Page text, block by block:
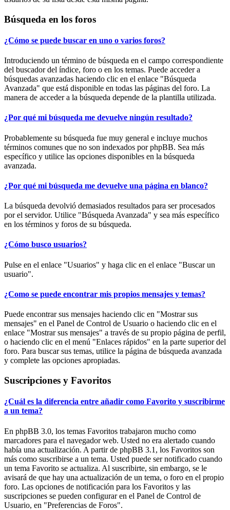
Búsqueda en los foros
¿Cómo se puede buscar en uno o varios foros?
Introduciendo un término de búsqueda en el campo correspondiente
del buscador del índice, foro o en los temas. Puede acceder a
búsquedas avanzadas haciendo clic en el enlace "Búsqueda
Avanzada" que está disponible en todas las páginas del foro. La
manera de acceder a la búsqueda depende de la plantilla utilizada.
¿Por qué mi búsqueda me devuelve ningún resultado?
Probablemente su búsqueda fue muy general e incluye muchos
términos comunes que no son indexados por phpBB. Sea más
específico y utilice las opciones disponibles en la búsqueda
avanzada.
¿Por qué mi búsqueda me devuelve una página en blanco?
La búsqueda devolvió demasiados resultados para ser procesados
por el servidor. Utilice "Búsqueda Avanzada" y sea más específico
en los términos y foros de su búsqueda.
¿Cómo busco usuarios?
Pulse en el enlace "Usuarios" y haga clic en el enlace "Buscar un
usuario".
¿Como se puede encontrar mis propios mensajes y temas?
Puede encontrar sus mensajes haciendo clic en "Mostrar sus
mensajes" en el Panel de Control de Usuario o haciendo clic en el
enlace "Mostrar sus mensajes" a través de su propio página de perfil,
o haciendo clic en el menú "Enlaces rápidos" en la parte superior del
foro. Para buscar sus temas, utilice la página de búsqueda avanzada
y complete las opciones apropiadas.
Suscripciones y Favoritos
¿Cuál es la diferencia entre añadir como Favorito y suscribirme
a un tema?
En phpBB 3.0, los temas Favoritos trabajaron mucho como
marcadores para el navegador web. Usted no era alertado cuando
había una actualización. A partir de phpBB 3.1, los Favoritos son
más como suscribirse a un tema. Usted puede ser notificado cuando
un tema Favorito se actualiza. Al suscribirte, sin embargo, se le
avisará de que hay una actualización de un tema, o foro en el propio
foro. Las opciones de notificación para los Favoritos y las
suscripciones se pueden configurar en el Panel de Control de
Usuario, en "Preferencias de Foros".